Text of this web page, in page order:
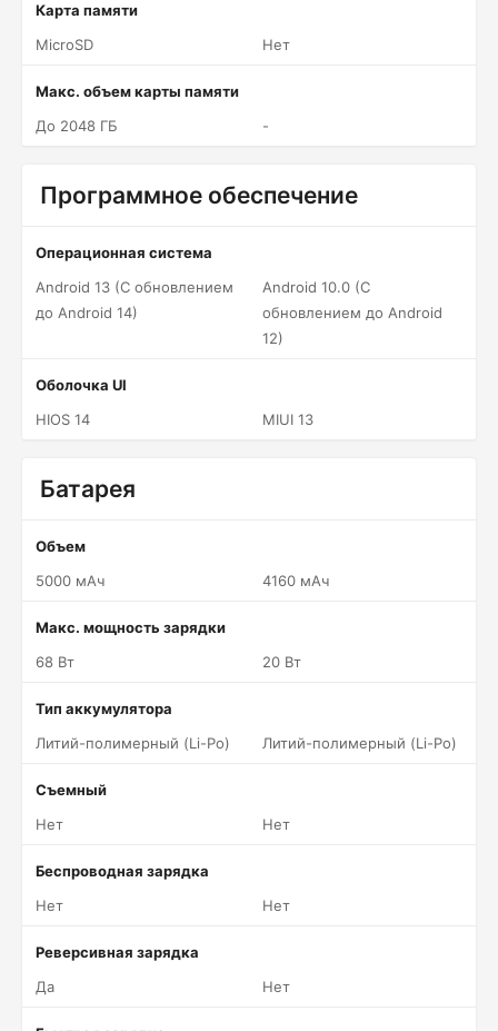
Карта памяти
MicroSD
Нет
Макс. объем карты памяти
До 2048 ГБ
-
Программное обеспечение
Операционная система
Android 13 (С обновлением
до Android 14)
Android 10.0 (С
обновлением до Android
12)
Оболочка UI
HIOS 14
MIUI 13
Батарея
Объем
5000 мАч
4160 мАч
Макс. мощность зарядки
68 Вт
20 Вт
Тип аккумулятора
Литий-полимерный (Li-Po)
Литий-полимерный (Li-Po)
Съемный
Нет
Нет
Беспроводная зарядка
Нет
Нет
Реверсивная зарядка
Да
Нет